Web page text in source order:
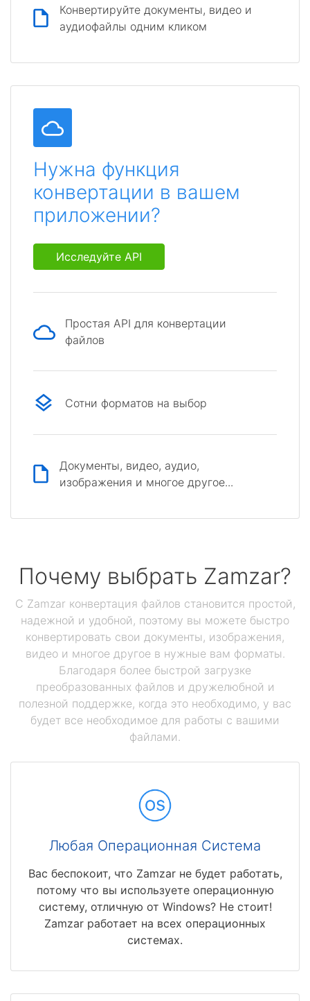
Конвертируйте документы, видео и
аудиофайлы одним кликом
Нужна функция
конвертации в вашем
приложении?
Исследуйте API
Простая API для конвертации
файлов
Сотни форматов на выбор
Документы, видео, аудио,
изображения и многое другое...
Почему выбрать Zamzar?
С Zamzar конвертация файлов становится простой,
надежной и удобной, поэтому вы можете быстро
конвертировать свои документы, изображения,
видео и многое другое в нужные вам форматы.
Благодаря более быстрой загрузке
преобразованных файлов и дружелюбной и
полезной поддержке, когда это необходимо, у вас
будет все необходимое для работы с вашими
файлами.
Любая Операционная Система
Вас беспокоит, что Zamzar не будет работать,
потому что вы используете операционную
систему, отличную от Windows? Не стоит!
Zamzar работает на всех операционных
системах.